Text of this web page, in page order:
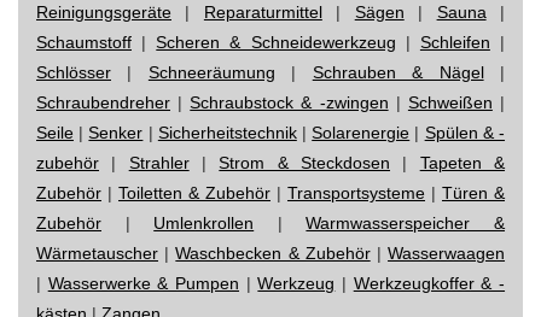
Reinigungsgeräte | Reparaturmittel| Sägen | Sauna |
Schaumstoff |Scheren & Schneidewerkzeug | Schleifen |
Schlösser | Schneeräumung | Schrauben & Nägel|
Schraubendreher |Schraubstock & -zwingen | Schweißen |
Seile |Senker | Sicherheitstechnik|Solarenergie | Spülen & -
zubehör | Strahler|Strom & Steckdosen | Tapeten &
Zubehör | Toiletten & Zubehör | Transportsysteme | Türen &
Zubehör | Umlenkrollen |Warmwasserspeicher &
Wärmetauscher |Waschbecken & Zubehör|Wasserwaagen
| Wasserwerke & Pumpen |Werkzeug | Werkzeugkoffer & -